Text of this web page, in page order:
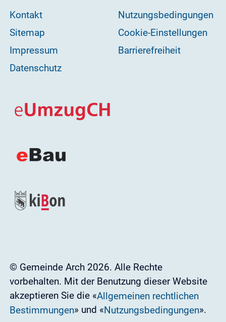
Kontakt
Sitemap
Impressum
Datenschutz
Nutzungsbedingungen
Cookie-Einstellungen
Barrierefreiheit
© Gemeinde Arch 2026. Alle Rechte
vorbehalten. Mit der Benutzung dieser Website
akzeptieren Sie die «Allgemeinen rechtlichen
Bestimmungen» und «Nutzungsbedingungen».